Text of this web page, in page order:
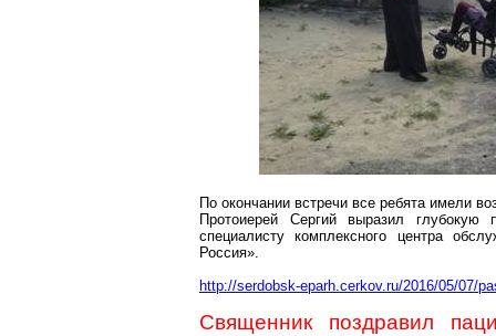
По окончании встречи все ребята имели
Протоиерей Сергий выразил глубокую
специалисту комплексного центра
Россия».
http://serdobsk-eparh.cerkov.ru/2016/05/07/
Священник поздравил